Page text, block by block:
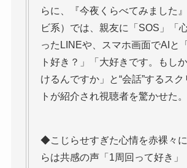
らに、『今夜くらべてみました
ビ系）では、親友に「SOS」「
ったLINEや、スマホ画面でAIと
ト好き？」「大好きです。もし
けるんですか」と“会話”するス
トが紹介され視聴者を驚かせた。
◆こじらせすぎた心情を赤裸々
らは共感の声「1周回って好き」